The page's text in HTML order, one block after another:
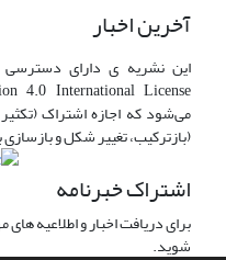
آخرین اخبار
این نشریه ی دارای دسترسی
می‌شود که اجازه اشتراک
(بازترکیب، تغییر شکل و
اشتراک خبرنامه
برای دریافت اخبار و اطلاعیه
شوید.